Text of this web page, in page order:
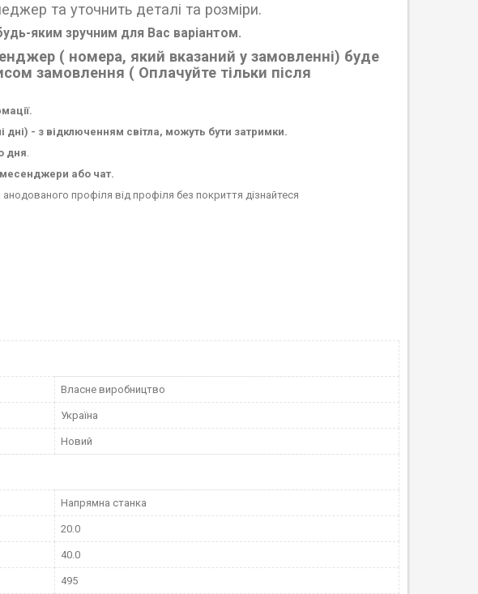
та уточнить деталі та розміри.
яким зручним для Вас варіантом.
( номера, який вказаний у замовленні) буде
замовлення ( Оплачуйте тільки після
- з відключенням світла, можуть бути затримки.
дня.
месенджери або чат.
профіля від профіля без покриття дізнайтеся
Власне виробництво
Україна
Новий
Напрямна станка
20.0
40.0
495